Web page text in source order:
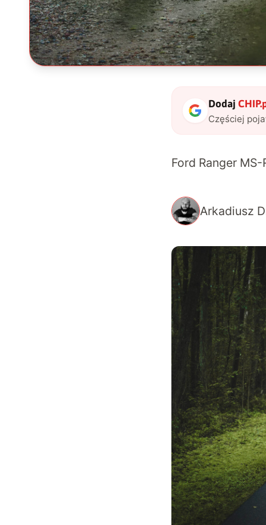
Dodaj
Częściej
Ford Ranger
Arkadiusz